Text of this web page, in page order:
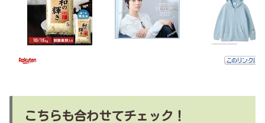
こちらも合わせてチェック！